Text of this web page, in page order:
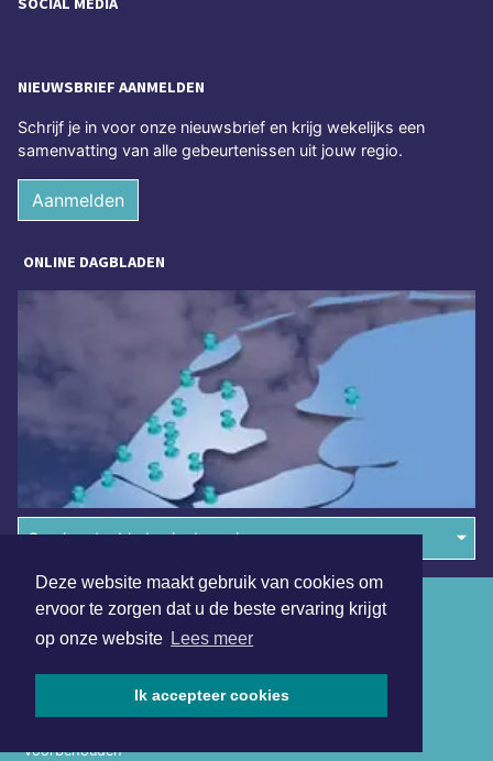
Deze website maakt gebruik van cookies om
ervoor te zorgen dat u de beste ervaring krijgt
op onze website Lees meer
Ik accepteer cookies
NIEUWSBRIEF AANMELDEN
Schrijf je in voor onze nieuwsbrief en krijg wekelijks een
samenvatting van alle gebeurtenissen uit jouw regio.
Aanmelden
ONLINE DAGBLADEN
Overige dagbladen in de regio
voorbehouden
Algemene voorwaarden
Disclaimer